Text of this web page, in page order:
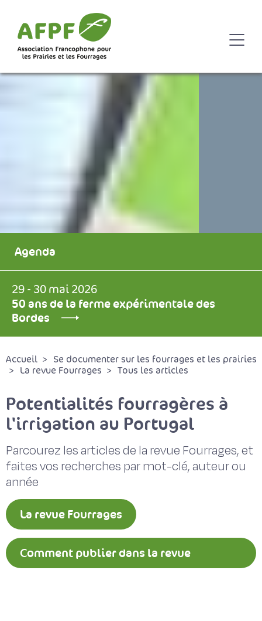
Agenda
29 - 30 mai 2026
50 ans de la ferme expérimentale des
Bordes
Accueil
Se documenter sur les fourrages et les prairies
La revue Fourrages
Tous les articles
Potentialités fourragères à
l'irrigation au Portugal
Parcourez les articles de la revue Fourrages, et
faites vos recherches par mot-clé, auteur ou
année
La revue Fourrages
Comment publier dans la revue